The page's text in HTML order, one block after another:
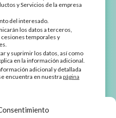
y Servicios de la empresa
del interesado.
los datos a terceros,
cesiones temporales y
y suprimir los datos, así como
en la información adicional.
adicional y detallada
encuentra en nuestra página